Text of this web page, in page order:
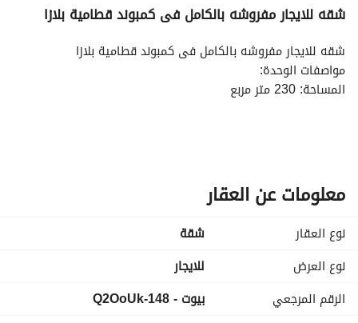
الاماكن القريبة
شقه للايجار مفروشه بالكامل فى كمبوند قطامية بلازا
شقه للايجار مفروشه بالكامل فى كمبوند قطامية بلازا
مواصفات الوحدة:
المساحة: 230 متر مربع
3 غرف نوم بتصميمات مريحة.
3 حمامات بتشطيبات ألترا سوبر لوكس.
غرفة معيشة (Living Room) مستقلة.
معلومات عن العقار
نوع العقار
شقة
نوع العرض
للايجار
الرقم المرجعي
بيوت - 148-Q2OoUk